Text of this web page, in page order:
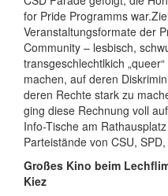
for Pride Programms
Veranstaltungsformate der
Community – lesbisch,
transgeschlechtlkich
machen, auf deren
deren Rechte stark zu
ging diese Rechnung voll
Info-Tische am
Parteistände von CSU,
Großes Kino beim
Kiez